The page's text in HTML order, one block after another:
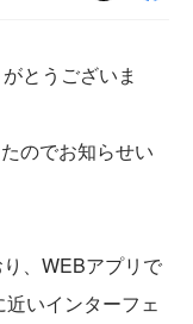
とうございま
のでお知らせい
、WEBアプリで
いインターフェ